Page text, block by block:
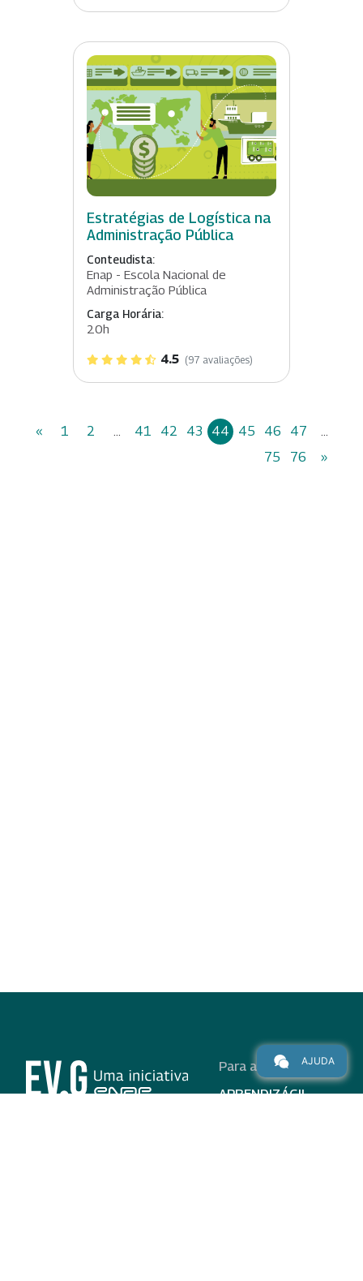
Estratégias de Logística na
Administração Pública
Conteudista:
Enap - Escola Nacional de
Administração Pública
Carga Horária:
20h
4.5 (97 avaliações)
« 1 2 ... 41 42 43 44 45 46 47
...
75
76 »
Para alunos
APRENDIZÁGIL
AJUDA